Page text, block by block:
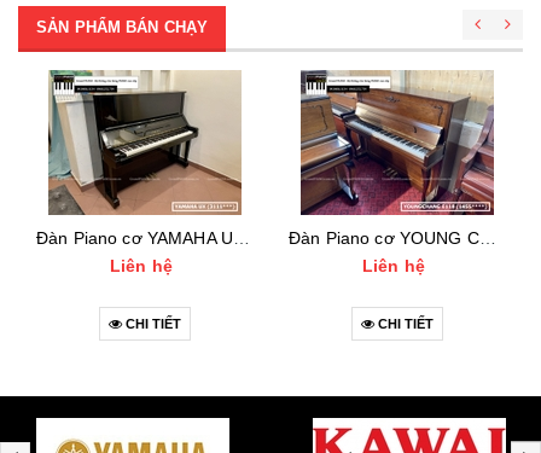
SẢN PHẨM BÁN CHẠY
Liên hệ
CHI TIẾT
Đàn Piano cơ YOUNG CHANG E118 (1455***)
Liên hệ
CHI TIẾT